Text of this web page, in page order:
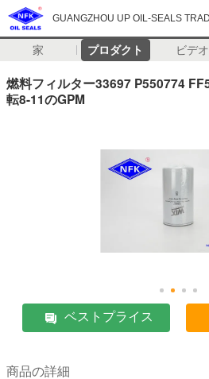
GUANGZHOU UP OIL-SEALS
家 プロダクト ビデオ
燃料フィルター33697 P550774
転8-11のGPM
ベストプライス
商品の詳細